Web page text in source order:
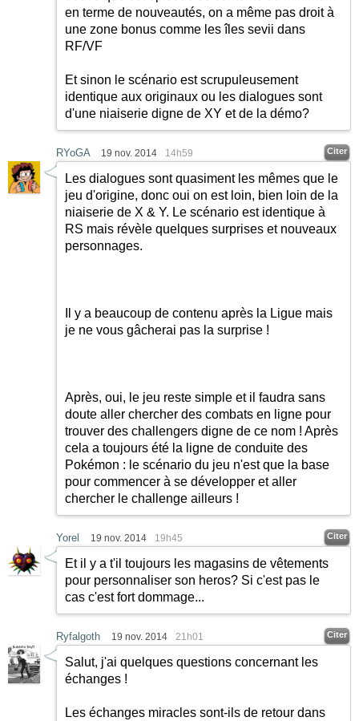
en terme de nouveautés, on a même pas droit à
une zone bonus comme les îles sevii dans
RF/VF
Et sinon le scénario est scrupuleusement
identique aux originaux ou les dialogues sont
d'une niaiserie digne de XY et de la démo?
RYoGA 19 nov. 2014 14h59 Citer
Les dialogues sont quasiment les mêmes que le
jeu d'origine, donc oui on est loin, bien loin de la
niaiserie de X & Y. Le scénario est identique à
RS mais révèle quelques surprises et nouveaux
personnages.
Il y a beaucoup de contenu après la Ligue mais
je ne vous gâcherai pas la surprise !
Après, oui, le jeu reste simple et il faudra sans
doute aller chercher des combats en ligne pour
trouver des challengers digne de ce nom ! Après
cela a toujours été la ligne de conduite des
Pokémon : le scénario du jeu n'est que la base
pour commencer à se développer et aller
chercher le challenge ailleurs !
Yorel 19 nov. 2014 19h45 Citer
Et il y a t'il toujours les magasins de vêtements
pour personnaliser son heros? Si c'est pas le
cas c'est fort dommage...
Ryfalgoth 19 nov. 2014 21h01 Citer
Salut, j'ai quelques questions concernant les
échanges !
Les échanges miracles sont-ils de retour dans